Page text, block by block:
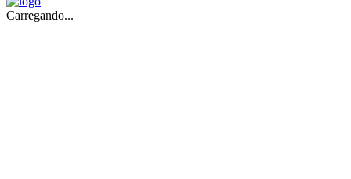
Carregando...